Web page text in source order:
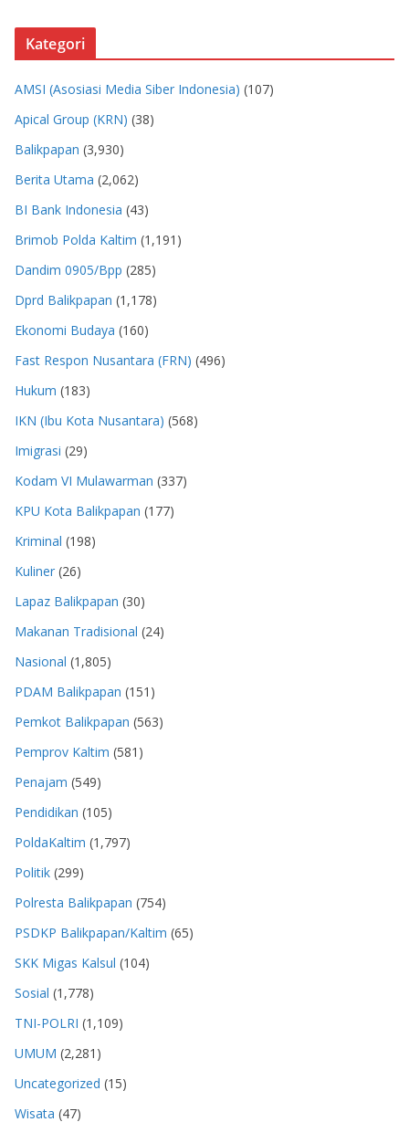
Kategori
AMSI (Asosiasi Media Siber Indonesia) (107)
Apical Group (KRN) (38)
Balikpapan (3,930)
Berita Utama (2,062)
BI Bank Indonesia (43)
Brimob Polda Kaltim (1,191)
Dandim 0905/Bpp (285)
Dprd Balikpapan (1,178)
Ekonomi Budaya (160)
Fast Respon Nusantara (FRN) (496)
Hukum (183)
IKN (Ibu Kota Nusantara) (568)
Imigrasi (29)
Kodam VI Mulawarman (337)
KPU Kota Balikpapan (177)
Kriminal (198)
Kuliner (26)
Lapaz Balikpapan (30)
Makanan Tradisional (24)
Nasional (1,805)
PDAM Balikpapan (151)
Pemkot Balikpapan (563)
Pemprov Kaltim (581)
Penajam (549)
Pendidikan (105)
PoldaKaltim (1,797)
Politik (299)
Polresta Balikpapan (754)
PSDKP Balikpapan/Kaltim (65)
SKK Migas Kalsul (104)
Sosial (1,778)
TNI-POLRI (1,109)
UMUM (2,281)
Uncategorized (15)
Wisata (47)